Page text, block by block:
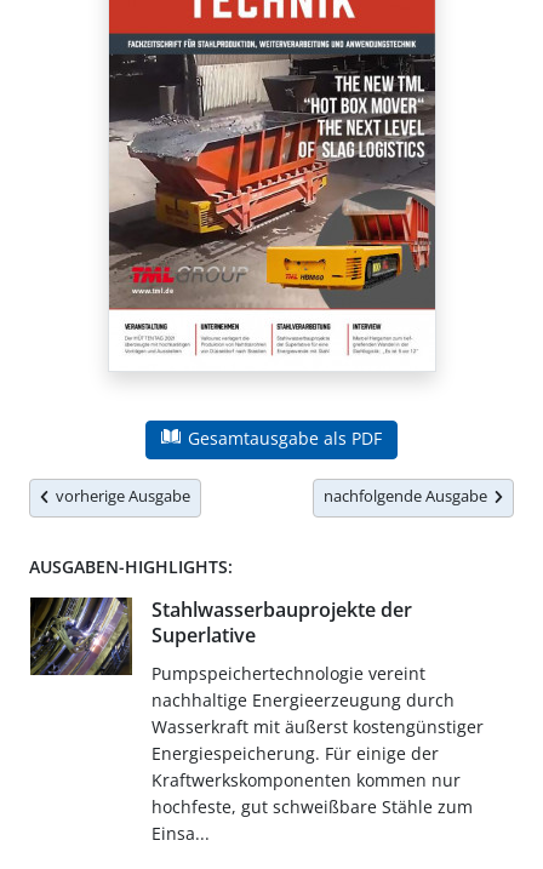
Gesamtausgabe als PDF
vorherige Ausgabe nachfolgende Ausgabe
AUSGABEN-HIGHLIGHTS:
Stahlwasserbauprojekte der
Superlative
Pumpspeichertechnologie vereint
nachhaltige Energieerzeugung durch
Wasserkraft mit äußerst kostengünstiger
Energiespeicherung. Für einige der
Kraftwerkskomponenten kommen nur
hochfeste, gut schweißbare Stähle zum
Einsa...